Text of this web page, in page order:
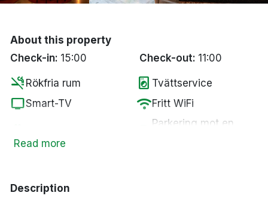
Done
About this property
Check-in: 15:00 Check-out: 11:00
smoke_free Rökfria rum local_laundry_service Tvättservice
tvSmart-TV wifiFritt WiFi
Parkering mot en
Read more
Description